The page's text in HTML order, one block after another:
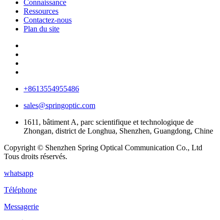
Connaissance
Ressources
Contactez-nous
Plan du site
+8613554955486
sales@springoptic.com
1611, bâtiment A, parc scientifique et technologique de
Zhongan, district de Longhua, Shenzhen, Guangdong, Chine
Copyright © Shenzhen Spring Optical Communication Co., Ltd
Tous droits réservés.
whatsapp
Téléphone
Messagerie